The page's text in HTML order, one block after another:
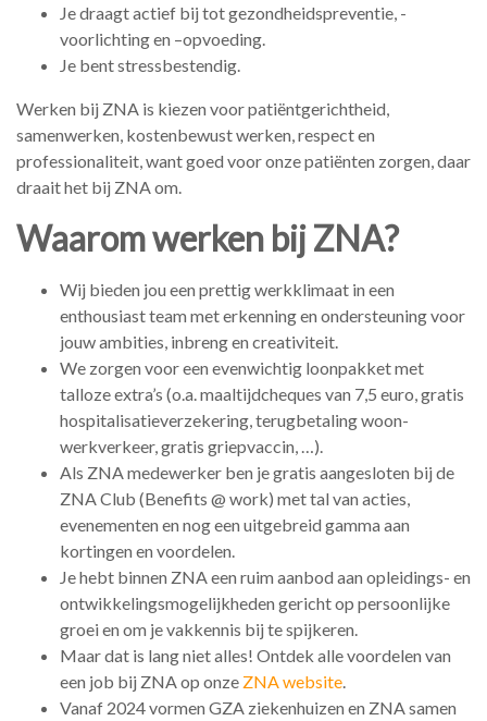
Je draagt actief bij tot gezondheidspreventie, -
voorlichting en –opvoeding.
Je bent stressbestendig.
Werken bij ZNA is kiezen voor patiëntgerichtheid,
samenwerken, kostenbewust werken, respect en
professionaliteit, want goed voor onze patiënten zorgen, daar
draait het bij ZNA om.
Waarom werken bij ZNA?
Wij bieden jou een prettig werkklimaat in een
enthousiast team met erkenning en ondersteuning voor
jouw ambities, inbreng en creativiteit.
We zorgen voor een evenwichtig loonpakket met
talloze extra’s (o.a. maaltijdcheques van 7,5 euro, gratis
hospitalisatieverzekering, terugbetaling woon-
werkverkeer, gratis griepvaccin, …).
Als ZNA medewerker ben je gratis aangesloten bij de
ZNA Club (Benefits @ work) met tal van acties,
evenementen en nog een uitgebreid gamma aan
kortingen en voordelen.
Je hebt binnen ZNA een ruim aanbod aan opleidings- en
ontwikkelingsmogelijkheden gericht op persoonlijke
groei en om je vakkennis bij te spijkeren.
Maar dat is lang niet alles! Ontdek alle voordelen van
een job bij ZNA op onze ZNA website.
Vanaf 2024 vormen GZA ziekenhuizen en ZNA samen